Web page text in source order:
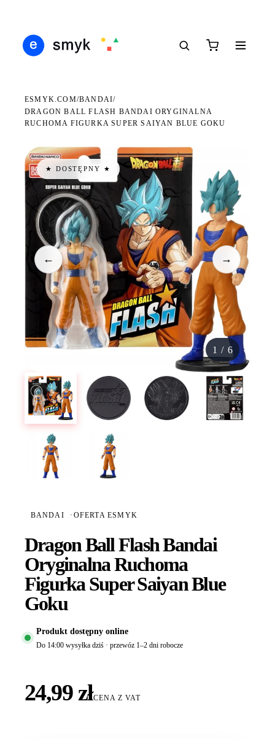
ESMYK.COM/BANDAI/
DRAGON BALL FLASH BANDAI ORYGINALNA
RUCHOMA FIGURKA SUPER SAIYAN BLUE GOKU
★ DOSTĘPNY ★
← →
1 / 6
BANDAI · OFERTA ESMYK
Dragon Ball Flash Bandai
Oryginalna Ruchoma
Figurka Super Saiyan Blue
Goku
Produkt dostępny online
Do 14:00 wysyłka dziś · przewóz 1–2 dni robocze
24,99 złCENA Z VAT